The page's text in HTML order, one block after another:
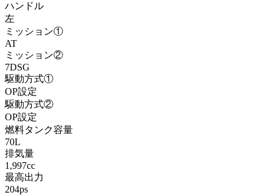
ハンドル
左
ミッション①
AT
ミッション②
7DSG
駆動方式①
OP設定
駆動方式②
OP設定
燃料タンク容量
70L
排気量
1,997cc
最高出力
204ps